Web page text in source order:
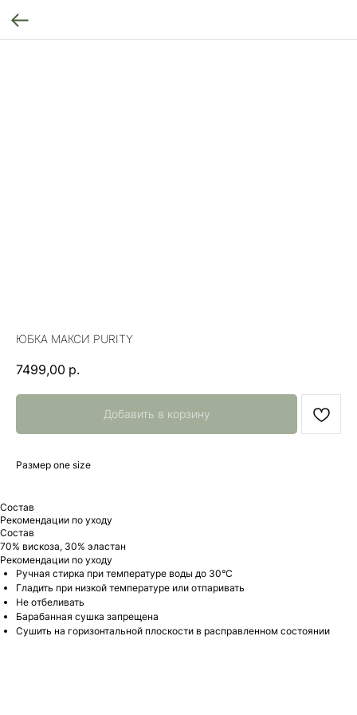
ЮБКА МАКСИ PURITY
7499,00 р.
Добавить в корзину
Размер one size
Состав
Рекомендации по уходу
Состав
70% вискоза, 30% эластан
Рекомендации по уходу
Ручная стирка при температуре воды до 30°C
Гладить при низкой температуре или отпаривать
Не отбеливать
Барабанная сушка запрещена
Сушить на горизонтальной плоскости в расправленном состоянии